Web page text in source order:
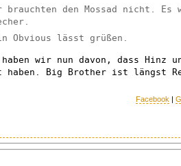
brauchten den Mossad nicht.
Obvious lässt grüßen.
wir nun davon, dass Hinz
haben. Big Brother ist längst
Facebook |